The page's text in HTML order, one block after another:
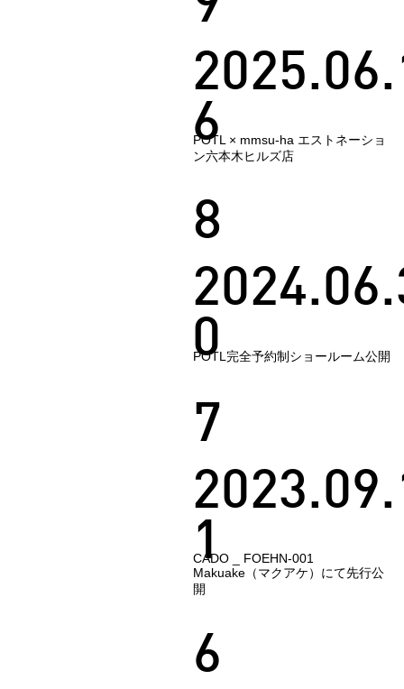
POTL × mmsu-ha エストネーショ
ン六本木ヒルズ店
6
POTL完全予約制ショールーム公開
8
0
CADO _ FOEHN-001
Makuake（マクアケ）にて先行公
開
7
1
6